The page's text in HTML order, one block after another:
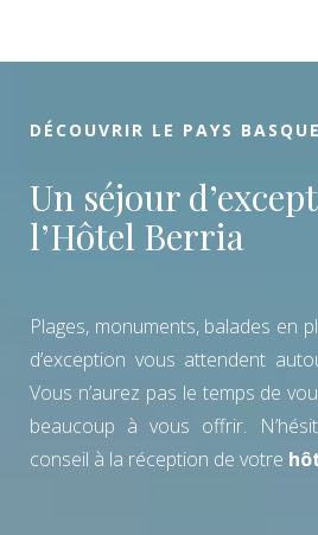
DÉCOUVRIR LE PAYS BASQUE
Un séjour
l’Hôtel Berria
Plages, monuments, balades en
d’exception vous attendent
Vous n’aurez pas le temps de
beaucoup à vous offrir.
conseil à la réception de votre